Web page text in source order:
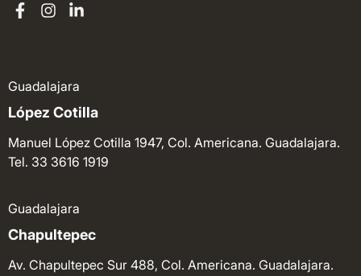
Guadalajara
López Cotilla
Manuel López Cotilla 1947, Col. Americana. Guadalajara.
Tel. 33 3616 1919
Guadalajara
Chapultepec
Av. Chapultepec Sur 488, Col. Americana. Guadalajara.